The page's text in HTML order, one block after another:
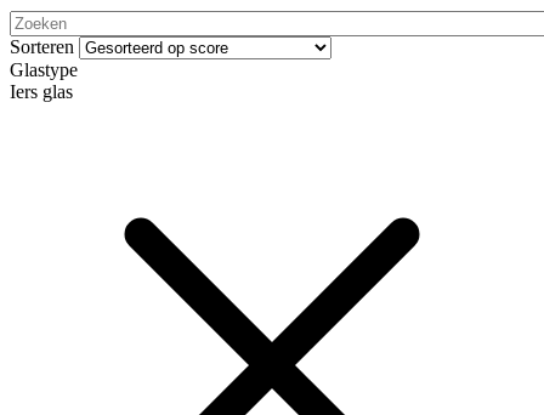
Sorteren
Glastype
Iers glas